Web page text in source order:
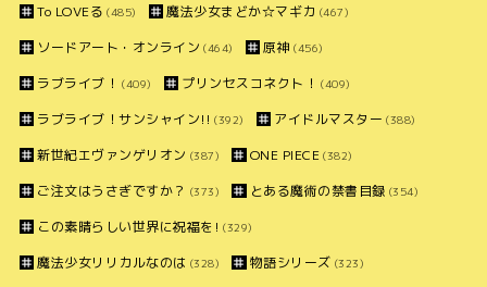
To LOVEる (485) 魔法少女まどか☆マギカ (467)
ソードアート・オンライン (464) 原神 (456)
ラブライブ！ (409) プリンセスコネクト！ (409)
ラブライブ！サンシャイン!! (392) アイドルマスター (388)
新世紀エヴァンゲリオン (387) ONE PIECE (382)
ご注文はうさぎですか？ (373) とある魔術の禁書目録 (354)
この素晴らしい世界に祝福を! (329)
魔法少女リリカルなのは (328) 物語シリーズ (323)